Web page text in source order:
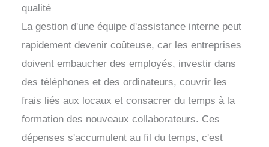
qualité
La gestion d'une équipe d'assistance interne peut
rapidement devenir coûteuse, car les entreprises
doivent embaucher des employés, investir dans
des téléphones et des ordinateurs, couvrir les
frais liés aux locaux et consacrer du temps à la
formation des nouveaux collaborateurs. Ces
dépenses s'accumulent au fil du temps, c'est